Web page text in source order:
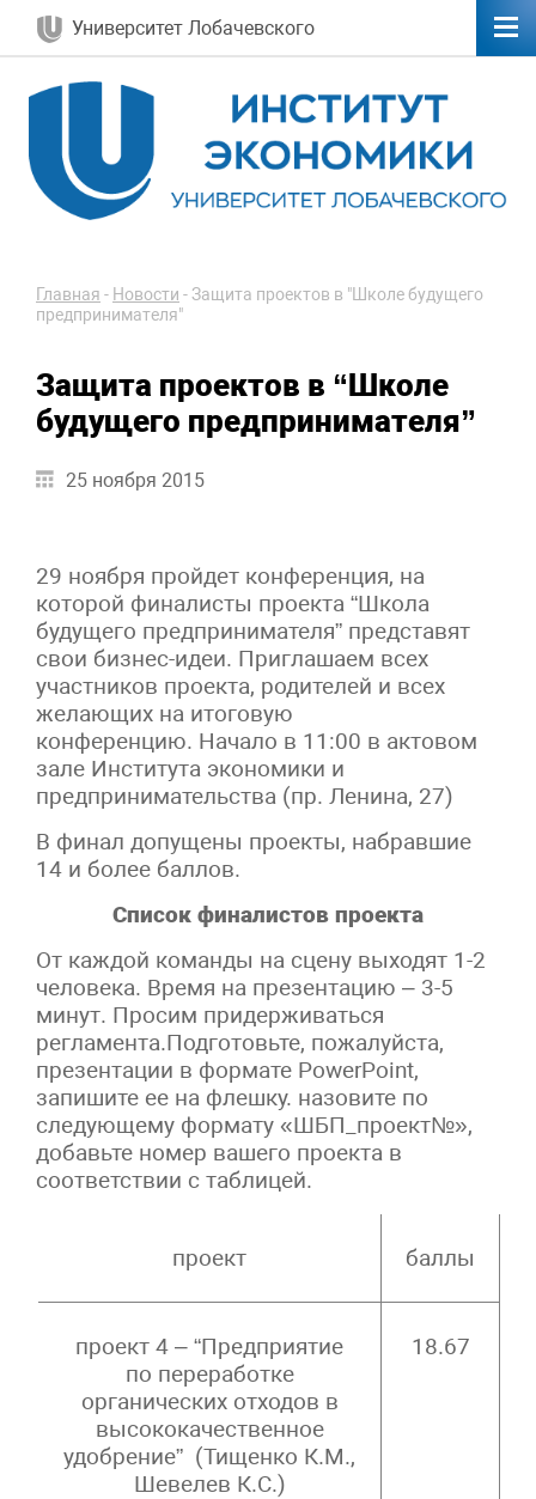
Университет Лобачевского
Главная - Новости -Защита проектов в "Школе будущего
предпринимателя"
Защита проектов в “Школе
будущего предпринимателя”
25 ноября 2015
29 ноября пройдет конференция, на
которой финалисты проекта “Школа
будущего предпринимателя” представят
свои бизнес-идеи. Приглашаем всех
участников проекта, родителей и всех
желающих на итоговую
конференцию. Начало в 11:00 в актовом
зале Института экономики и
предпринимательства (пр. Ленина, 27)
В финал допущены проекты, набравшие
14 и более баллов.
Список финалистов проекта
От каждой команды на сцену выходят 1-2
человека. Время на презентацию – 3-5
минут. Просим придерживаться
регламента.Подготовьте, пожалуйста,
презентации в формате PowerPoint,
запишите ее на флешку. назовите по
следующему формату «ШБП_проект№»,
добавьте номер вашего проекта в
соответствии с таблицей.
проект баллы
проект 4 – “Предприятие
по переработке
органических отходов в
высококачественное
удобрение” (Тищенко К.М.,
Шевелев К.С.)
18.67